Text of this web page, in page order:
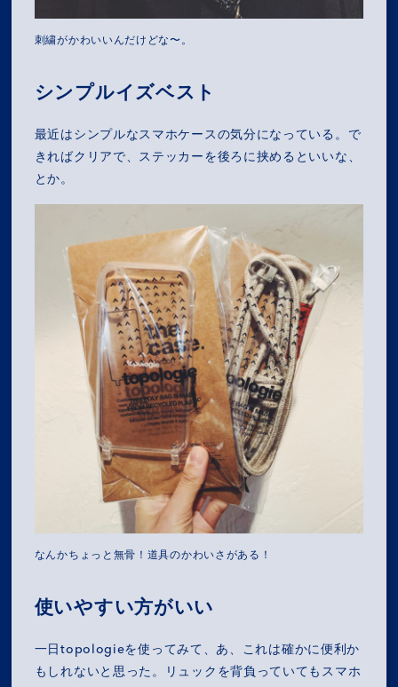
COMPANY
SERVICES
RECRUIT
NEWS
OZ MEDIA
PRIVACY POLICY CONTACT ACCESS
刺繍がかわいいんだけどな〜。
シンプルイズベスト
最近はシンプルなスマホケースの気分になっている。で
きればクリアで、ステッカーを後ろに挟めるといいな、
とか。
なんかちょっと無骨！道具のかわいさがある！
使いやすい方がいい
一日topologieを使ってみて、あ、これは確かに便利か
もしれないと思った。リュックを背負っていてもスマホ